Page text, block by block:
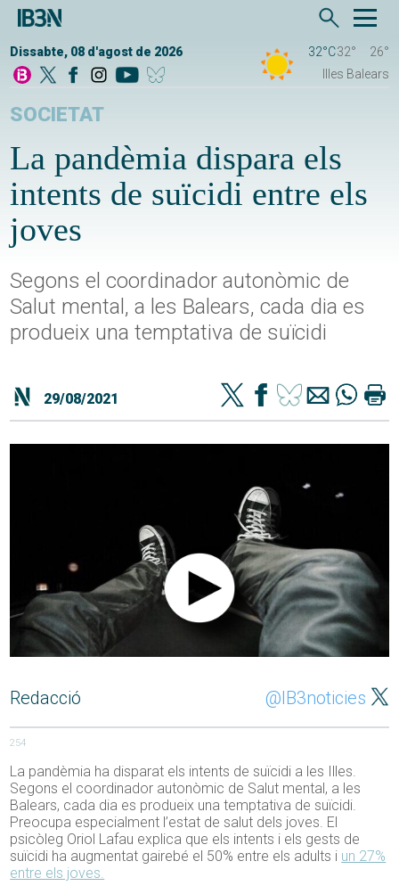
Dissabte, 08 d'agost de 2026 32°C32°
26°
Illes Balears
SOCIETAT
La pandèmia dispara els
intents de suïcidi entre els
joves
Segons el coordinador autonòmic de
Salut mental, a les Balears, cada dia es
produeix una temptativa de suïcidi
29/08/2021
Redacció @IB3noticies
254
La pandèmia ha disparat els intents de suïcidi a les Illes.
Segons el coordinador autonòmic de Salut mental, a les
Balears, cada dia es produeix una temptativa de suïcidi.
Preocupa especialment l’estat de salut dels joves. El
psicòleg Oriol Lafau explica que els intents i els gests de
suïcidi ha augmentat gairebé el 50% entre els adults i un 27%
entre els joves.